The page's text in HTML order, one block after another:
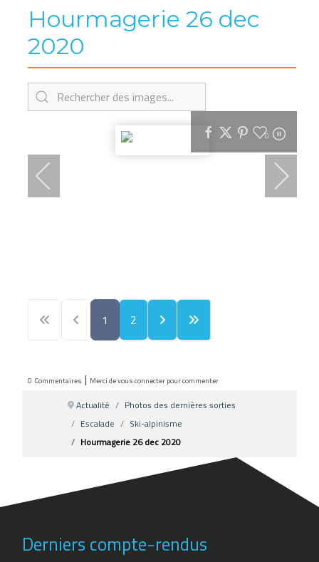
Hourmagerie 26 dec
2020
0
1 2
0 Commentaires | Merci de vous connecter pour commenter
Actualité
Photos des dernières sorties
Escalade
Ski-alpinisme
Hourmagerie 26 dec 2020
Derniers compte-rendus